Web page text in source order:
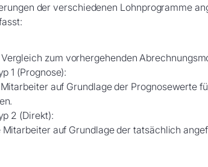
der verschiedenen Lohnprogramme
zum vorhergehenden
1 (Prognose):
auf Grundlage der Prognosewerte
2 (Direkt):
auf Grundlage der tatsächlich